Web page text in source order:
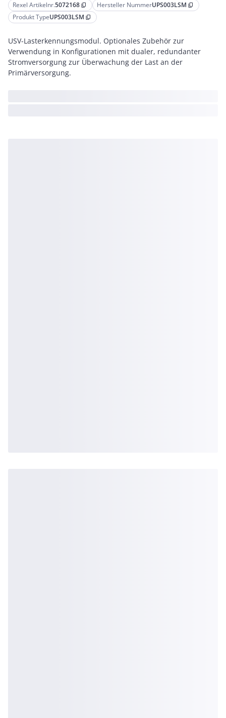
Rexel Artikelnr.5072168 content_copy Hersteller NummerUPS003LSM content_copy
Produkt TypeUPS003LSM content_copy
USV-Lasterkennungsmodul. Optionales Zubehör zur
Verwendung in Konfigurationen mit dualer, redundanter
Stromversorgung zur Überwachung der Last an der
Primärversorgung.